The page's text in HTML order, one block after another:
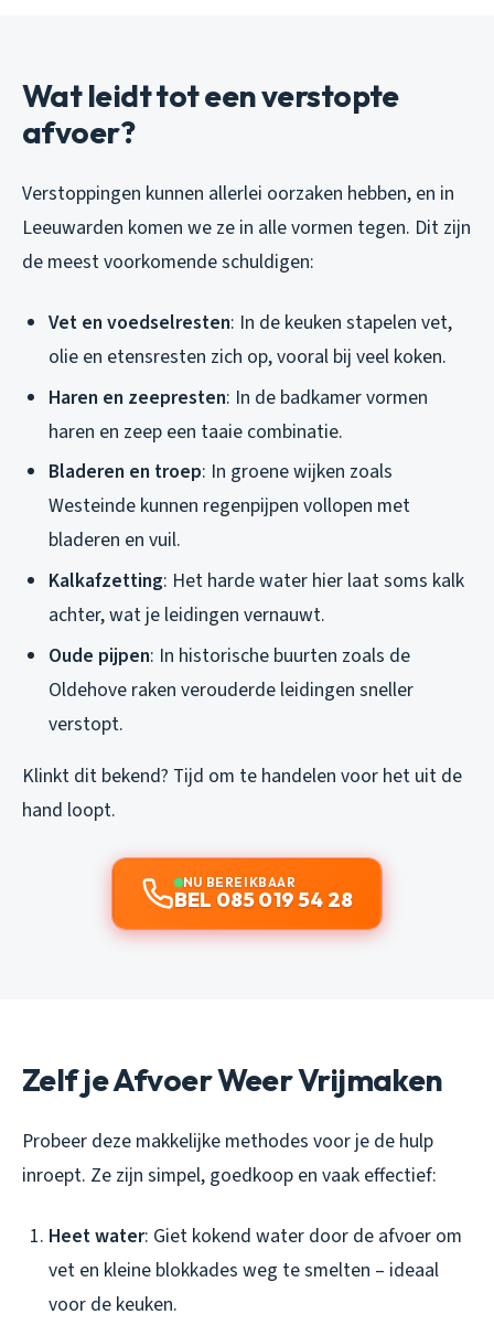
Wat leidt tot een verstopte
afvoer?
Verstoppingen kunnen allerlei oorzaken hebben, en in
Leeuwarden komen we ze in alle vormen tegen. Dit zijn
de meest voorkomende schuldigen:
Vet en voedselresten: In de keuken stapelen vet,
olie en etensresten zich op, vooral bij veel koken.
Haren en zeepresten: In de badkamer vormen
haren en zeep een taaie combinatie.
Bladeren en troep: In groene wijken zoals
Westeinde kunnen regenpijpen vollopen met
bladeren en vuil.
Kalkafzetting: Het harde water hier laat soms kalk
achter, wat je leidingen vernauwt.
Oude pijpen: In historische buurten zoals de
Oldehove raken verouderde leidingen sneller
verstopt.
Klinkt dit bekend? Tijd om te handelen voor het uit de
hand loopt.
NU BEREIKBAAR
BEL 085 019 54 28
Zelf je Afvoer Weer Vrijmaken
Probeer deze makkelijke methodes voor je de hulp
inroept. Ze zijn simpel, goedkoop en vaak effectief:
Heet water: Giet kokend water door de afvoer om
vet en kleine blokkades weg te smelten – ideaal
voor de keuken.